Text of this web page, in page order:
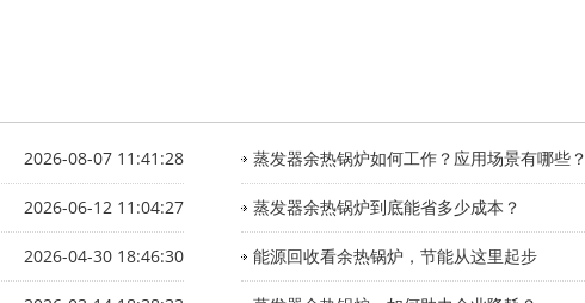
2026-08-07 11:41:28 蒸发器余热锅炉如何工作？应用场景有哪些？
2026-06-12 11:04:27 蒸发器余热锅炉到底能省多少成本？
2026-04-30 18:46:30 能源回收看余热锅炉，节能从这里起步